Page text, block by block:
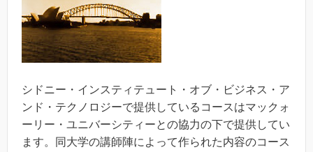
シドニー・インスティテュート・オブ・ビジネス・ア
ンド・テクノロジーで提供しているコースはマックォ
ーリー・ユニバーシティーとの協力の下で提供してい
ます。同大学の講師陣によって作られた内容のコース